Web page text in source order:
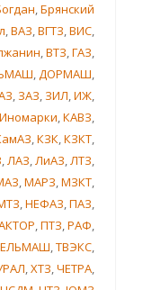
,Брянский
,ВАЗ,ВГТЗ,ВИС,
,ВТЗ,ГАЗ,
,ДОРМАШ,
, ЗАЗ, ЗИЛ,ИЖ,
Иномарки,КАВЗ,
,КЗК,КЗКТ,
,ЛАЗ,ЛиАЗ,ЛТЗ,
,МАРЗ,МЗКТ,
,НЕФАЗ,ПАЗ,
,ПТЗ,РАФ,
,ТВЭКС,
,ХТЗ,ЧЕТРА,